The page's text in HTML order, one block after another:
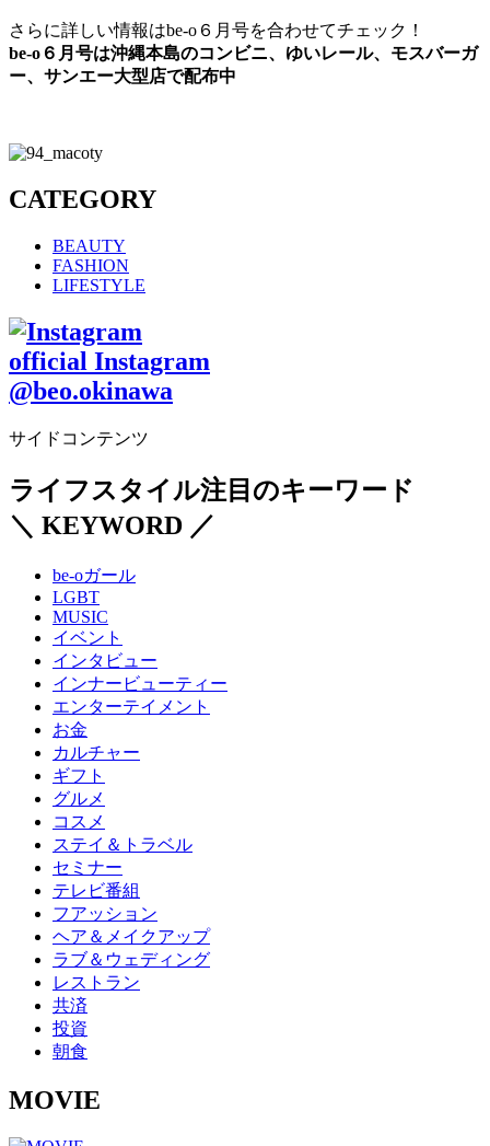
さらに詳しい情報はbe-o６月号を合わせてチェック！
be-o６月号は沖縄本島のコンビニ、ゆいレール、モスバーガ
ー、サンエー大型店で配布中
CATEGORY
BEAUTY
FASHION
LIFESTYLE
official Instagram
@beo.okinawa
サイドコンテンツ
ライフスタイル注目のキーワード
＼ KEYWORD ／
be-oガール
LGBT
MUSIC
イベント
インタビュー
インナービューティー
エンターテイメント
お金
カルチャー
ギフト
グルメ
コスメ
ステイ＆トラベル
セミナー
テレビ番組
フアッション
ヘア＆メイクアップ
ラブ＆ウェディング
レストラン
共済
投資
朝食
MOVIE